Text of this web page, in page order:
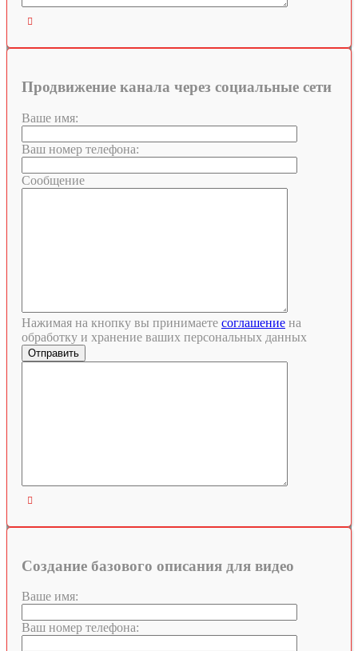

Продвижение канала через социальные сети
Ваше имя:
Ваш номер телефона:
Сообщение
Нажимая на кнопку вы принимаете соглашение на
обработку и хранение ваших персональных данных

Создание базового описания для видео
Ваше имя:
Ваш номер телефона: